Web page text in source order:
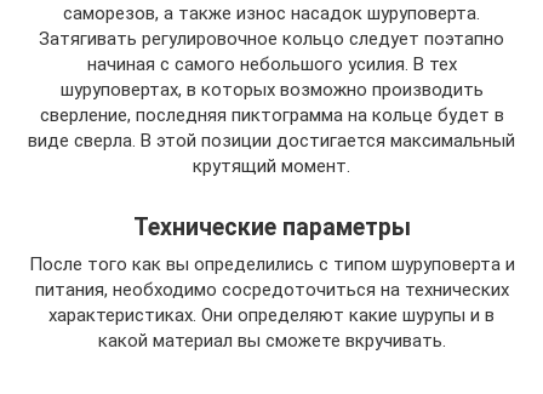
саморезов, а также износ насадок шуруповерта.
Затягивать регулировочное кольцо следует поэтапно
начиная с самого небольшого усилия. В тех
шуруповертах, в которых возможно производить
сверление, последняя пиктограмма на кольце будет в
виде сверла. В этой позиции достигается максимальный
крутящий момент.
Технические параметры
После того как вы определились с типом шуруповерта и
питания, необходимо сосредоточиться на технических
характеристиках. Они определяют какие шурупы и в
какой материал вы сможете вкручивать.